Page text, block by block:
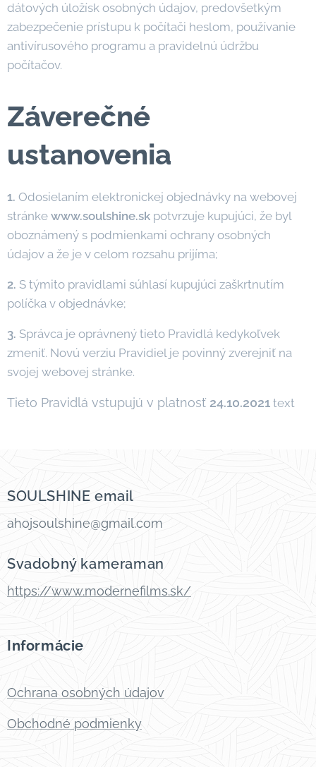
dátových úložísk osobných údajov, predovšetkým
zabezpečenie prístupu k počítači heslom, používanie
antivírusového programu a pravidelnú údržbu
počítačov.
Záverečné
ustanovenia
1. Odosielaním elektronickej objednávky na webovej
stránke www.soulshine.sk potvrzuje kupujúci, že byl
oboznámený s podmienkami ochrany osobných
údajov a že je v celom rozsahu prijíma;
2. S týmito pravidlami súhlasí kupujúci zaškrtnutím
políčka v objednávke;
3. Správca je oprávnený tieto Pravidlá kedykoľvek
zmeniť. Novú verziu Pravidiel je povinný zverejniť na
svojej webovej stránke.
Tieto Pravidlá vstupujú v platnosť 24.10.2021 text
SOULSHINE email
ahojsoulshine@gmail.com
Svadobný kameraman
https://www.modernefilms.sk/
Informácie
Ochrana osobných údajov
Obchodné podmienky